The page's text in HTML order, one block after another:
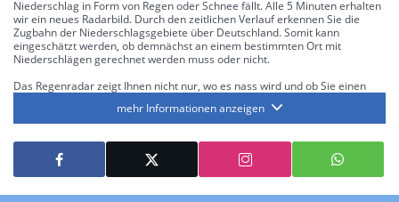
Niederschlag in Form von Regen oder Schnee fällt. Alle 5 Minuten erhalten
wir ein neues Radarbild. Durch den zeitlichen Verlauf erkennen Sie die
Zugbahn der Niederschlagsgebiete über Deutschland. Somit kann
eingeschätzt werden, ob demnächst an einem bestimmten Ort mit
Niederschlägen gerechnet werden muss oder nicht.
Das Regenradar zeigt Ihnen nicht nur, wo es nass wird und ob Sie einen
die Niederschlagsintensität. Diese bezieht sich laut offiziellen Richtlinien
jeweils auf die Niederschlagsmenge in l/m² pro Stunde Regen- bzw.
Schneefall. Die 6 Stufen sind wie folgt gegliedert: Die hellen Blautöne
symbolisieren leichte bis mäßige Regen- bzw. Schneefälle mit einer
Intensität bis 8.1 l/m² pro Stunde. Dunkelblau repräsentiert mäßige bis
starke Niederschläge bis 35 l/m² pro Stunde. Hier können bereits Gewitter
auftreten. Extreme bzw. unwetterartige Niederschlagsereignisse mit
mehr Informationen anzeigen